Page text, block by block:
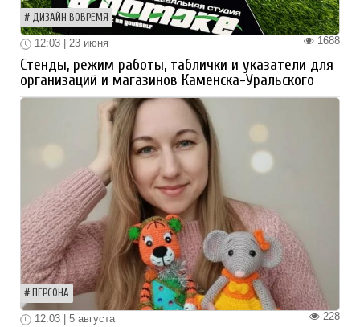
ДИЗАЙН ВОВРЕМЯ
1688
12:03 | 23 июня
Стенды, режим работы, таблички и указатели для
организаций и магазинов Каменска-Уральского
ПЕРСОНА
228
12:03 | 5 августа